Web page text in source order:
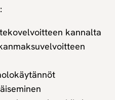
kannalta